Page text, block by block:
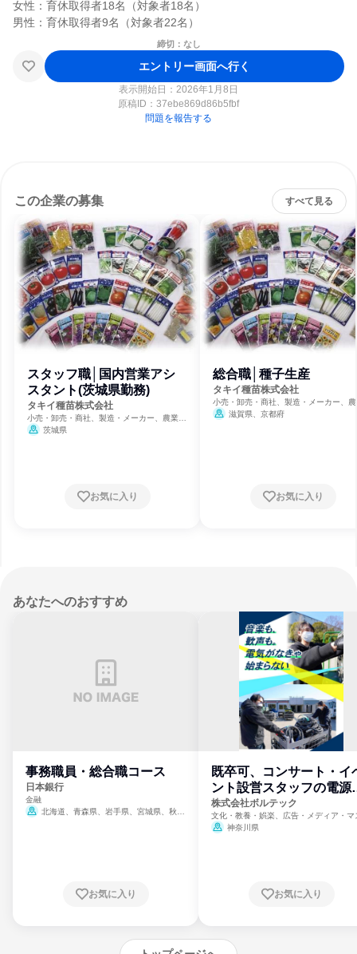
女性：育休取得者18名（対象者18名）
締切：なし
エントリー画面へ行く
表示開始日：2026年1月8日
原稿ID： 37ebe869d86b5fbf
問題を報告する
この企業の募集 すべて見る
スタッフ職│国内営業アシ
スタント(茨城県勤務)
タキイ種苗株式会社
小売・卸売・商社、製造・メーカー、農業・
林業・水産業
茨城県
お気に入り
総合職│種子生産
タキイ種苗株式会社
小売・卸売・商社、製造・メーカー、
林業・水産業
滋賀県、京都府
お気に入り
あなたへのおすすめ
事務職員・総合職コース
日本銀行
金融
北海道、青森県、岩手県、宮城県、秋田
崎県、熊本県、大分県、宮崎県、鹿児島県、
お気に入り
既卒可、コンサート・イ
ント設営スタッフの電源
門
株式会社ボルテック
文化・教養・娯楽、広告・メディア・マ
ミ、電力・ガス・水道・エネルギー
神奈川県
お気に入り